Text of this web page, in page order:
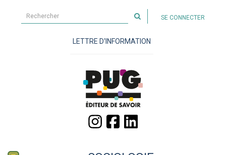
sur
site
SE CONNECTER
LETTRE D'INFORMATION